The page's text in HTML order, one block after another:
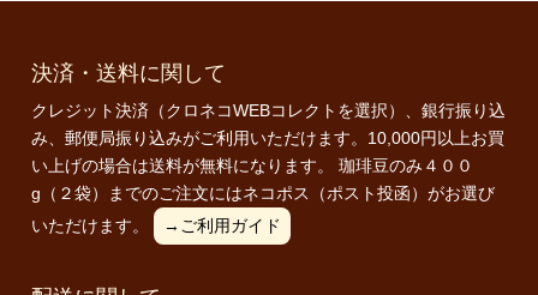
決済・送料に関して
クレジット決済（クロネコWEBコレクトを選択）、銀行振り込
み、郵便局振り込みがご利用いただけます。10,000円以上お買
い上げの場合は送料が無料になります。 珈琲豆のみ４００
g（２袋）までのご注文にはネコポス（ポスト投函）がお選び
いただけます。
→ご利用ガイド